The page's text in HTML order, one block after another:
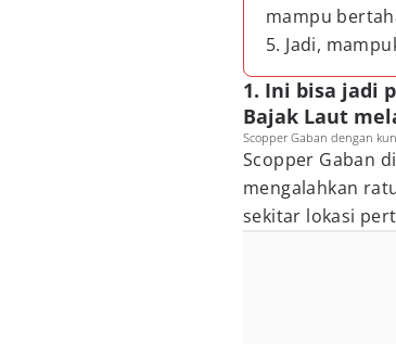
mampu
5. Jadi,
1. Ini bisa jadi
Bajak Laut
Scopper Gaban dengan
Scopper Gaban
mengalahkan
sekitar lokasi